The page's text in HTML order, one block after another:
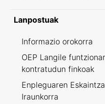
Lanpostuak
Informazio orokorra
OEP Langile
kontratudun finkoak
Enpleguaren
Iraunkorra